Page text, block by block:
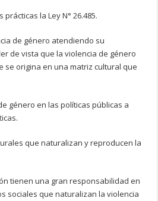
la Ley N° 26.485.
de género atendiendo su
de vista que la violencia de género
se origina en una matriz cultural que
género en las políticas públicas a
que naturalizan y reproducen la
tienen una gran responsabilidad en
sociales que naturalizan la violencia